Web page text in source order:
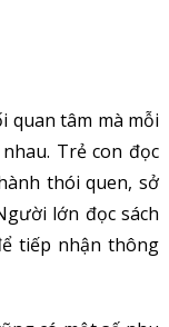
quan tâm mà mỗi
Trẻ con đọc
thói quen, sở
lớn đọc sách
tiếp nhận thông